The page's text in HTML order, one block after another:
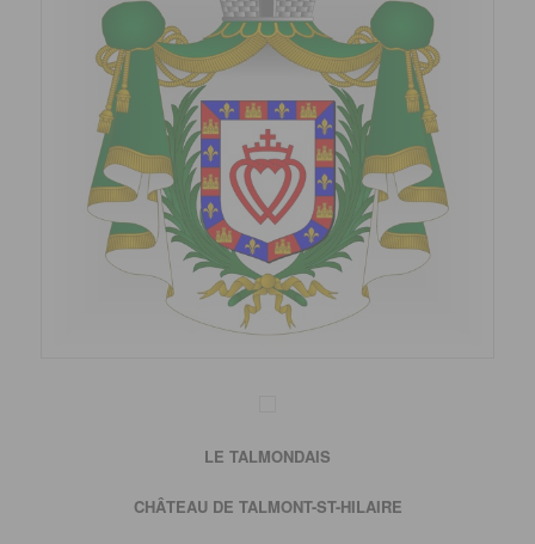
LE TALMONDAIS
CHÂTEAU DE TALMONT-ST-HILAIRE